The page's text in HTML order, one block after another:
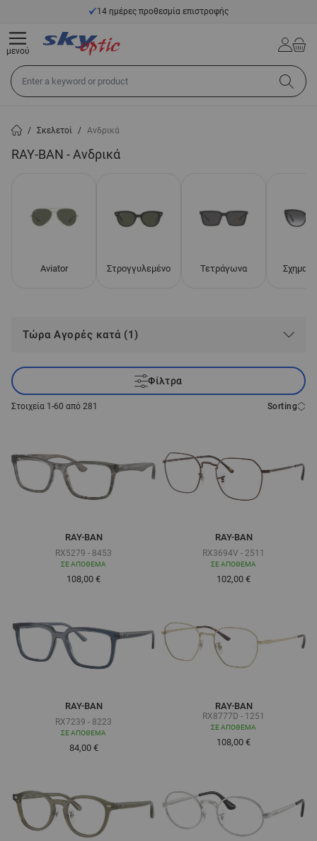
Μετάβαση στο περιεχόμενο14 ημέρες προθεσμία επιστροφής
Αναζήτηση σε όλο το κατάστημα...
μενού
/ Σκελετοί / Ανδρικά
RAY-BAN - Ανδρικά
Aviator Στρογγυλεμένο Τετράγωνα Σχημα
Τώρα Αγορές κατά (1)
Φίλτρα
Στοιχεία 1 -60 από 281 Sorting
RAY-BAN
RX5279 - 8453
ΣΕ ΑΠΌΘΕΜΑ
Τόσο χαμηλά όσο
108,00 €
RAY-BAN
RX3694V - 2511
ΣΕ ΑΠΌΘΕΜΑ
Τόσο χαμηλά όσο
102,00 €
RAY-BAN
RX7239 - 8223
ΣΕ ΑΠΌΘΕΜΑ
Τόσο χαμηλά όσο
84,00 €
RAY-BAN
RX8777D - 1251
ΣΕ ΑΠΌΘΕΜΑ
108,00 €